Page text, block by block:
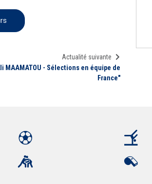
Actualité suivante
MAAMATOU - Sélections en équipe de
France"